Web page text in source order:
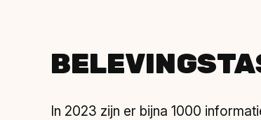
In 2023 zijn er bijna 1000